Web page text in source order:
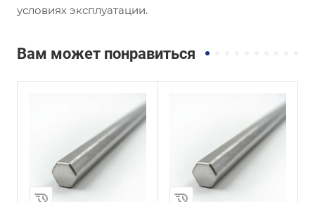
условиях эксплуатации.
Вам может понравиться
Сплав / Марка стали
ГОСТ, ТУ
ГОСТ 2879-88
Технология
изготовления
Сплав / Марка стали
ГОСТ, ТУ
ГОСТ 2879-88
Технология
изготовления